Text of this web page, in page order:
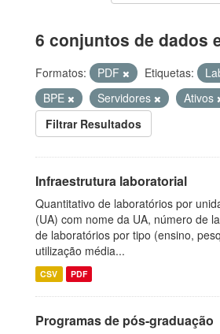
6 conjuntos de dados
Formatos: PDF Etiquetas:
BPE
Servidores
Ativos
Filtrar Resultados
Infraestrutura laboratorial
Quantitativo de laboratórios por
(UA) com nome da UA, número de
de laboratórios por tipo (ensino,
utilização média...
CSV PDF
Programas de pós-graduação